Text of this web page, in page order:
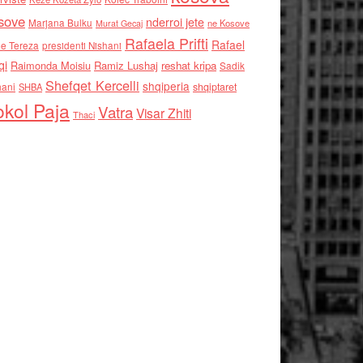
Marjana Bulku Murat Gecaj nderroi jete ne Kosove
Tereza presidenti Nishani Rafaela Prifti Rafael
Raimonda Moisiu Ramiz Lushaj reshat kripa Sadik
SHBA Shefqet Kercelli shqiperia shqiptaret
Paja Thaci VatraVisar Zhiti